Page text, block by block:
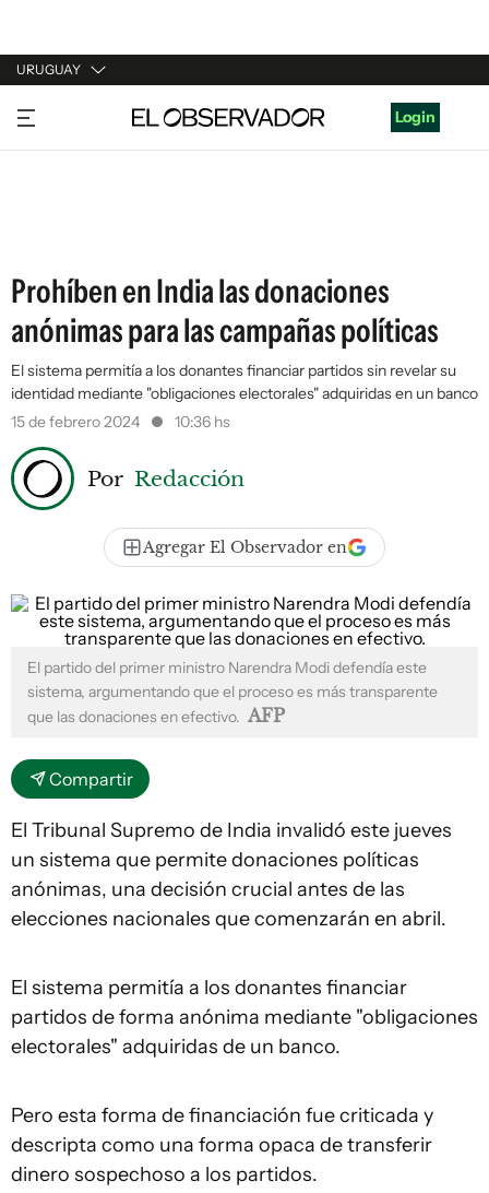
URUGUAY
URUGUAY
ARGENTINA
Login
Prohíben en India las donaciones
anónimas para las campañas políticas
El sistema permitía a los donantes financiar partidos sin revelar su
identidad mediante "obligaciones electorales" adquiridas en un banco
15 de febrero 2024
10:36 hs
Por Redacción
Agregar El Observador en
El partido del primer ministro Narendra Modi defendía este
sistema, argumentando que el proceso es más transparente
que las donaciones en efectivo. AFP
Compartir
El Tribunal Supremo de India invalidó este jueves
un sistema que permite donaciones políticas
anónimas, una decisión crucial antes de las
elecciones nacionales que comenzarán en abril.
El sistema permitía a los donantes financiar
partidos de forma anónima mediante "obligaciones
electorales" adquiridas de un banco.
Pero esta forma de financiación fue criticada y
descripta como una forma opaca de transferir
dinero sospechoso a los partidos.